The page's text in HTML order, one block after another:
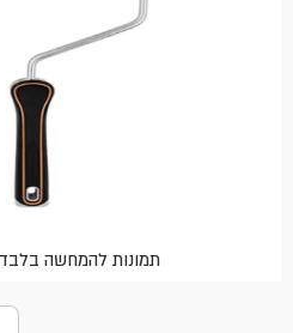
*תמונות להמחשה בלבד